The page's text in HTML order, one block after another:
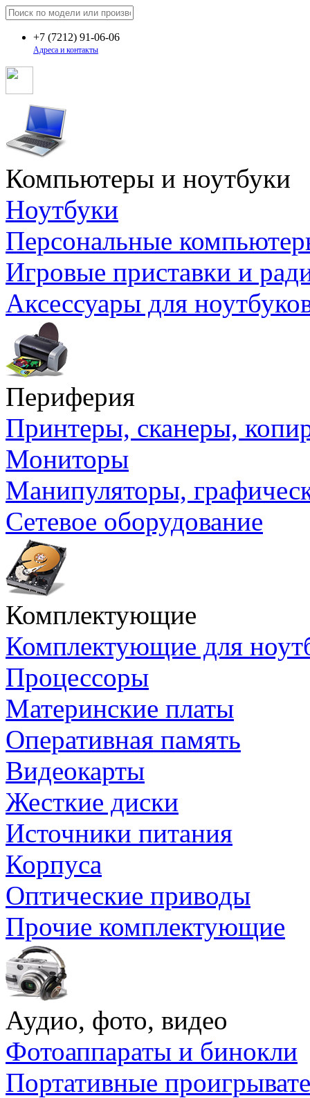
+7 (7212) 91-06-06
Адреса и контакты
Компьютеры и ноутбуки
Ноутбуки
Персональные
Игровые приставки и
Аксессуары для
Периферия
Принтеры, сканеры,
Мониторы
Манипуляторы,
Сетевое оборудование
Комплектующие
Комплектующие для
Процессоры
Материнские платы
Оперативная память
Видеокарты
Жесткие диски
Источники питания
Корпуса
Оптические приводы
Прочие комплектующие
Аудио, фото, видео
Фотоаппараты и бинокли
Портативные